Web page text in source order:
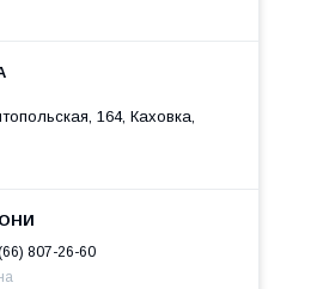
164, Каховка,
807-26-60